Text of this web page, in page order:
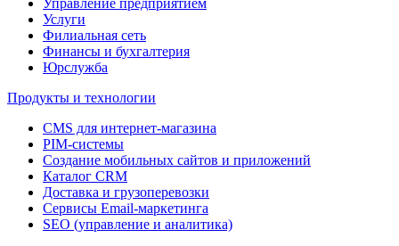
Управление предприятием
Услуги
Филиальная сеть
Финансы и бухгалтерия
Юрслужба
Продукты и технологии
CMS для интернет-магазина
PIM-системы
Создание мобильных сайтов и приложений
Каталог CRM
Доставка и грузоперевозки
Сервисы Email-маркетинга
SEO (управление и аналитика)